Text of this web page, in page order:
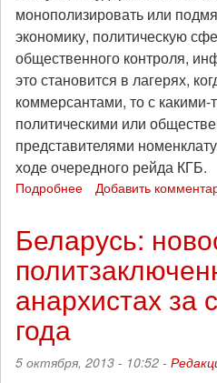
монополизировать или
экономику, политическую
общественного контроля,
это становится в лагерях,
коммерсантами, то с
политическими или
представителями
ходе очередного рейда КГБ.
Подробнее
«ЗОНА.
Враг
народца»
Добавить
Беларусь:
анархистах за
года
5 октября, 2013 - 10:52 -